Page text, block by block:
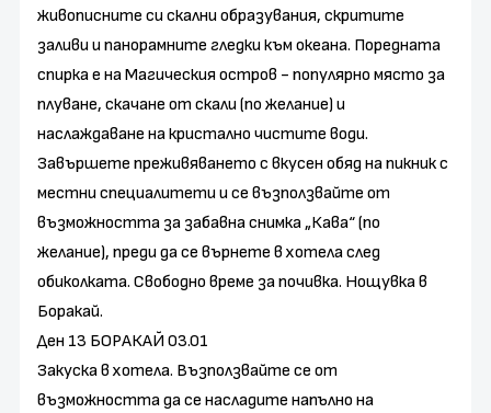
живописните си скални образувания, скритите
заливи и панорамните гледки към океана. Поредната
спирка е на Магическия остров - популярно място за
плуване, скачане от скали (по желание) и
наслаждаване на кристално чистите води.
Завършете преживяването с вкусен обяд на пикник с
местни специалитети и се възползвайте от
възможността за забавна снимка „Кава“ (по
желание), преди да се върнете в хотела след
обиколката. Свободно време за почивка. Нощувка в
Боракай.
Ден 13 БОРАКАЙ 03.01
Закуска в хотела. Възползвайте се от
възможността да се насладите напълно на